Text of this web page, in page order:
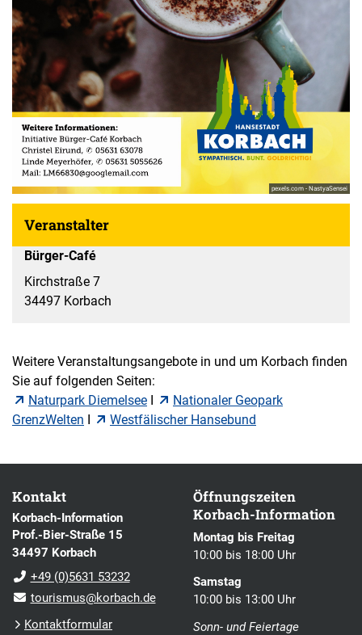
pexels.com - NastyaSensei
Veranstalter
Bürger-Café
Kirchstraße 7
34497 Korbach
Weitere Veranstaltungsangebote in und um Korbach finden
Sie auf folgenden Seiten:
Naturpark Diemelsee
Nationaler Geopark
GrenzWelten
Westfälischer Hansebund
Kontakt
Korbach-Information
Prof.-Bier-Straße 15
34497 Korbach
+49 (0)5631 53232
tourismus@korbach.de
Kontaktformular
Öffnungszeiten
Korbach-Information
Montag bis Freitag
10:00 bis 18:00 Uhr
Samstag
10:00 bis 13:00 Uhr
Sonn- und Feiertage